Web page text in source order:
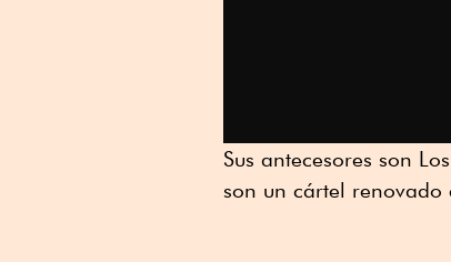
Sus antecesores son
son un cártel